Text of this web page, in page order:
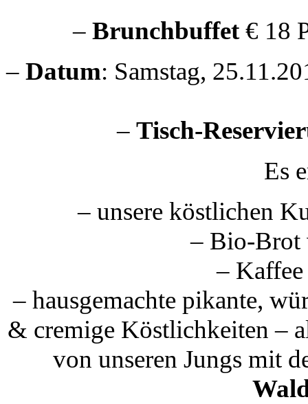
– Brunchbuffet€ 18
– Datum: Samstag,
– Tisch-
Es
– unsere köstlichen
– Bio-
–
– hausgemachte pikante,
& cremige Köstlichkeiten –
von unseren Jungs mit